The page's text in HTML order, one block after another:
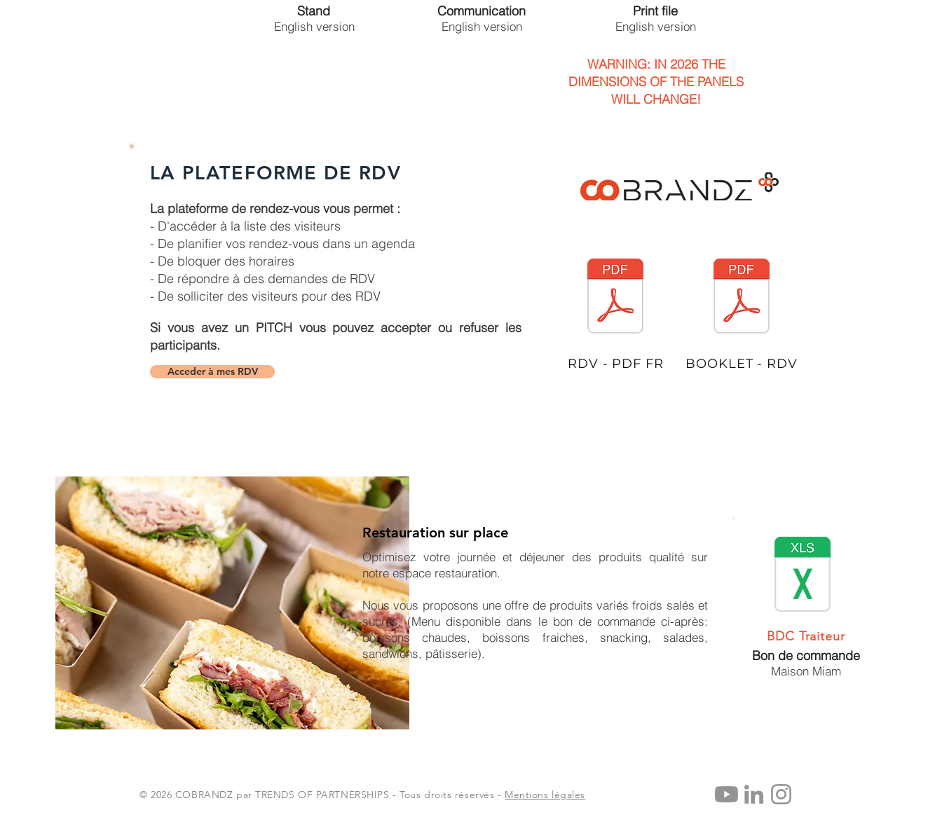
Stand
English version
Communication
English version
Print file
English version
WARNING: IN 2026 THE
DIMENSIONS OF THE PANELS
WILL CHANGE!
LA PLATEFORME DE RDV
La plateforme de rendez-vous vous permet :
- D'accéder à la liste des visiteurs
- De planifier vos rendez-vous dans un agenda
- De bloquer des horaires
- De répondre à des demandes de RDV
- De solliciter des visiteurs pour des RDV
Si vous avez un PITCH vous pouvez accepter ou refuser les
participants.
Acceder à mes RDV BOOKLET - RDV
RDV - PDF FR
Restauration sur place
Optimisez votre journée et déjeuner des produits qualité sur
notre espace restauration.
Nous vous proposons une offre de produits variés froids salés et
sucrés. (Menu disponible dans le bon de commande ci-après:
boissons chaudes, boissons fraiches, snacking, salades,
sandwichs, pâtisserie).
BDC Traiteur
Bon de commande
Maison Miam
© 2026 COBRANDZ par TRENDS OF PARTNERSHIPS - Tous droits réservés - Mentions légales